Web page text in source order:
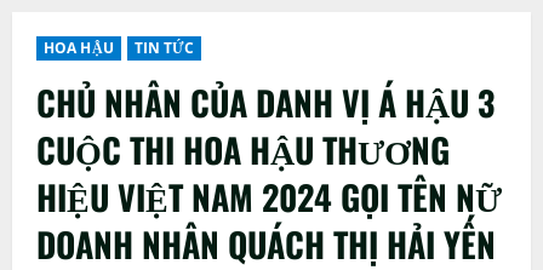
HOA HẬU TIN TỨC
CHỦ NHÂN CỦA DANH VỊ Á HẬU 3
CUỘC THI HOA HẬU THƯƠNG
HIỆU VIỆT NAM 2024 GỌI TÊN NỮ
DOANH NHÂN QUÁCH THỊ HẢI YẾN